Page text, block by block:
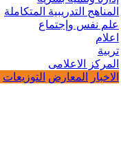
المناهج التدريبية المتكاملة
علم نفس وإجتماع
اعلام
تربية
المركز الاعلامى
الاخبار
المعارض التوزيعات